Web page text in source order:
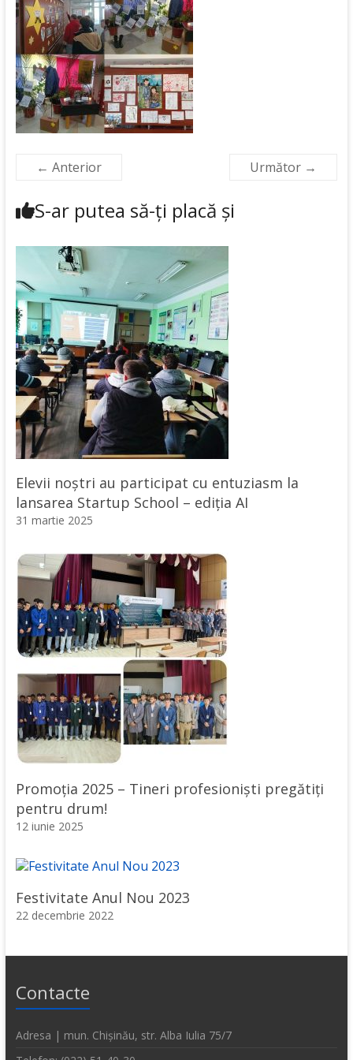
← Anterior Următor →
S-ar putea să-ți placă și
Elevii noștri au participat cu entuziasm la
lansarea Startup School – ediția AI
31 martie 2025
Promoția 2025 – Tineri profesioniști pregătiți
pentru drum!
12 iunie 2025
Festivitate Anul Nou 2023
22 decembrie 2022
Contacte
Adresa | mun. Chișinău, str. Alba Iulia 75/7